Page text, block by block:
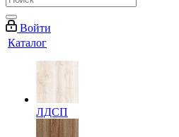
Войти
Каталог
ЛДСП